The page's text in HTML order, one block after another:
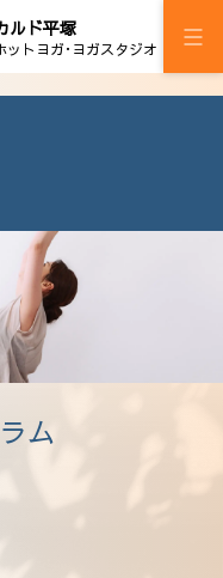
ルド平塚
ットヨガ･ヨガスタジオ
ム